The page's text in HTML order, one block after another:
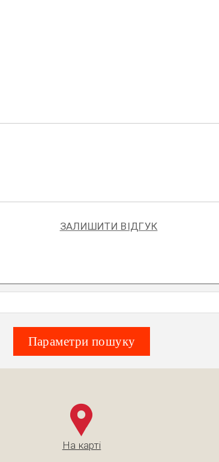
ЗАЛИШИТИ ВІДГУК
Параметри пошуку
На карті